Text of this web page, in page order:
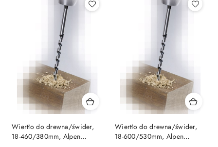
Wiertło do drewna/świder,
18-460/380mm, Alpen
Wiertło do drewna/świder,
18-600/530mm, Alpen